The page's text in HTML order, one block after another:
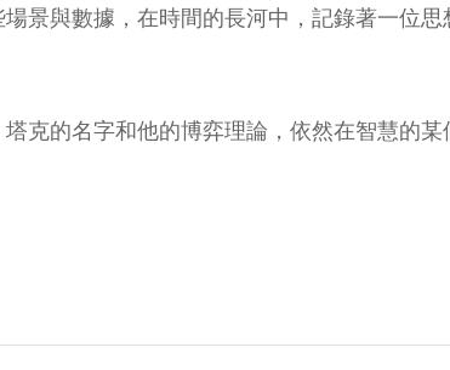
景與數據，在時間的長河中，記錄著一位
克的名字和他的博弈理論，依然在智慧的